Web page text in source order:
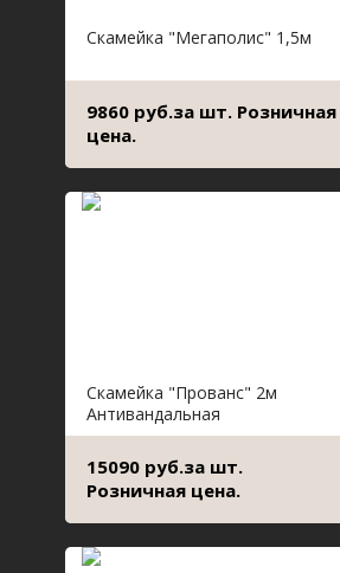
Скамейка "Мегаполис" 1,5м
9860 руб.за шт. Розничная
цена.
Скамейка "Прованс" 2м
Антивандальная
15090 руб.за шт.
Розничная цена.